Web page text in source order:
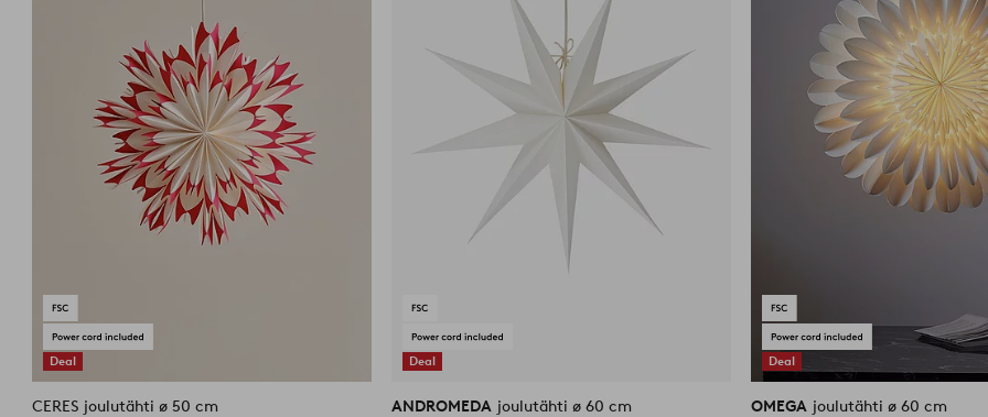
Deal
CERES joulutähti ø 50 cm
Deal
ANDROMEDA joulutähti ø 60 cm
Deal
OMEGA joulutähti ø 60 cm